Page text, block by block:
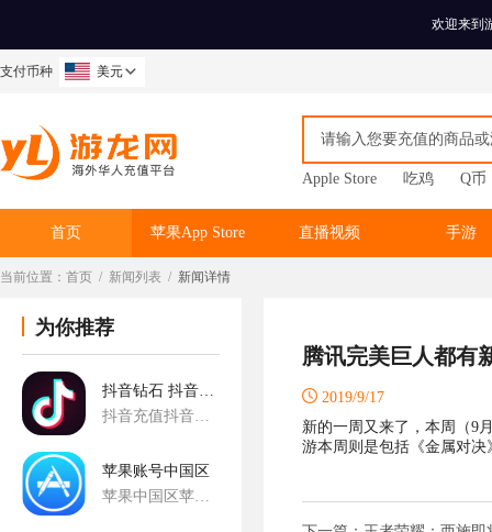
欢迎来到
支付币种 美元
Apple Store 吃鸡 Q币
首页 苹果App Store 直播视频 手游
当前位置： 首页 / 新闻列表 / 新闻详情
为你推荐
苹果账号中国区
腾讯完美巨人都有
2019/9/17
新的一周又来了，本周（9
游本周则是包括《金属对